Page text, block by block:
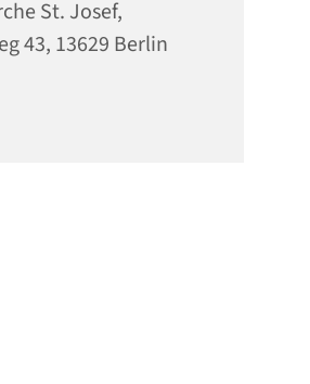
St. Josef,
43, 13629 Berlin